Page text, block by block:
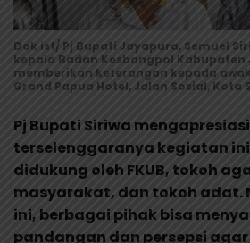
Dok ist/ Pj Bupati Jayapura, Semuel
kepala Badan Kesbangpol
memberikan keterangan kepada
Grand Papua Hotel, Jalan Sosial, Kota
Pj Bupati Siriwa mengapresiasi
terselenggaranya kegiatan
didukung oleh FKUB, tokoh
masyarakat, dan tokoh adat.
ini, berbagai pihak bisa
pandangan dan persepsi